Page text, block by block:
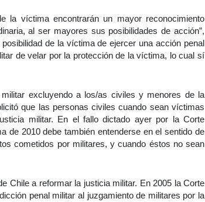
la víctima encontrarán un mayor reconocimiento
al ser mayores sus posibilidades de acción”,
de la víctima de ejercer una acción penal
de velar por la protección de la víctima, lo cual sí
excluyendo a los/as civiles y menores de la
que las personas civiles cuando sean víctimas
militar. En el fallo dictado ayer por la Corte
de 2010 debe también entenderse en el sentido de
cometidos por militares, y cuando éstos no sean
Chile a reformar la justicia militar. En 2005 la Corte
penal militar al juzgamiento de militares por la